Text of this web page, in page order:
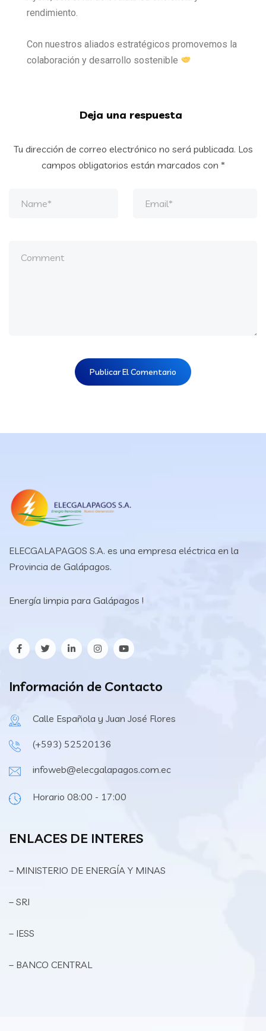
rendimiento.
Con nuestros aliados estratégicos promovemos la
colaboración y desarrollo sostenible
Deja una respuesta
Tu dirección de correo electrónico no será publicada. Los
campos obligatorios están marcados con *
ELECGALAPAGOS S.A. es una empresa eléctrica en la
Provincia de Galápagos.
Energía limpia para Galápagos !
Información de Contacto
Calle Española y Juan José Flores
(+593) 52520136
infoweb@elecgalapagos.com.ec
Horario 08:00 - 17:00
ENLACES DE INTERES
– MINISTERIO DE ENERGÍA Y MINAS
– SRI
– IESS
– BANCO CENTRAL